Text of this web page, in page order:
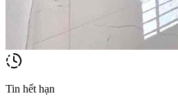
Tin hết hạn